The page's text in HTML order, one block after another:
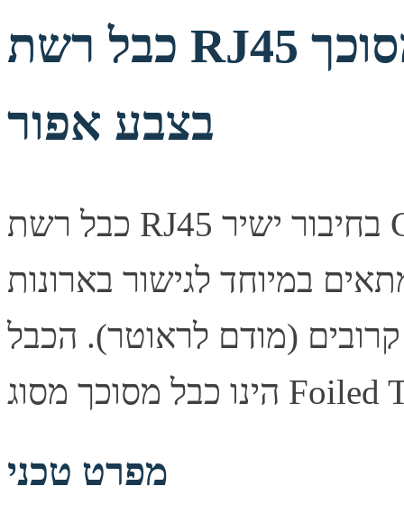
כבל רשת RJ45 מסוכך CAT6 באורך 70 מטר
בצבע אפור
כבל רשת RJ45 בחיבור ישיר CAT6 המכונה גם "מגשר" או "כבל
באורך 70 מטר ומתאים במיוחד לגישור בארונות
בין 2 מוצרים קרובים (מודם לראוטר). הכבל
מפרט טכני